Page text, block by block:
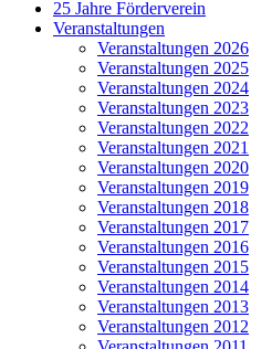
25 Jahre Förderverein
Veranstaltungen
Veranstaltungen 2026
Veranstaltungen 2025
Veranstaltungen 2024
Veranstaltungen 2023
Veranstaltungen 2022
Veranstaltungen 2021
Veranstaltungen 2020
Veranstaltungen 2019
Veranstaltungen 2018
Veranstaltungen 2017
Veranstaltungen 2016
Veranstaltungen 2015
Veranstaltungen 2014
Veranstaltungen 2013
Veranstaltungen 2012